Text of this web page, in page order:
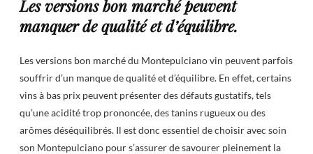
Les versions bon marché peuvent
manquer de qualité et d’équilibre.
Les versions bon marché du Montepulciano vin peuvent parfois
souffrir d’un manque de qualité et d’équilibre. En effet, certains
vins à bas prix peuvent présenter des défauts gustatifs, tels
qu’une acidité trop prononcée, des tanins rugueux ou des
arômes déséquilibrés. Il est donc essentiel de choisir avec soin
son Montepulciano pour s’assurer de savourer pleinement la